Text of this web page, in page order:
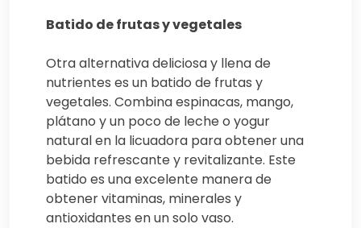
Batido de frutas y vegetales
Otra alternativa deliciosa y llena de
nutrientes es un batido de frutas y
vegetales. Combina espinacas, mango,
plátano y un poco de leche o yogur
natural en la licuadora para obtener una
bebida refrescante y revitalizante. Este
batido es una excelente manera de
obtener vitaminas, minerales y
antioxidantes en un solo vaso.